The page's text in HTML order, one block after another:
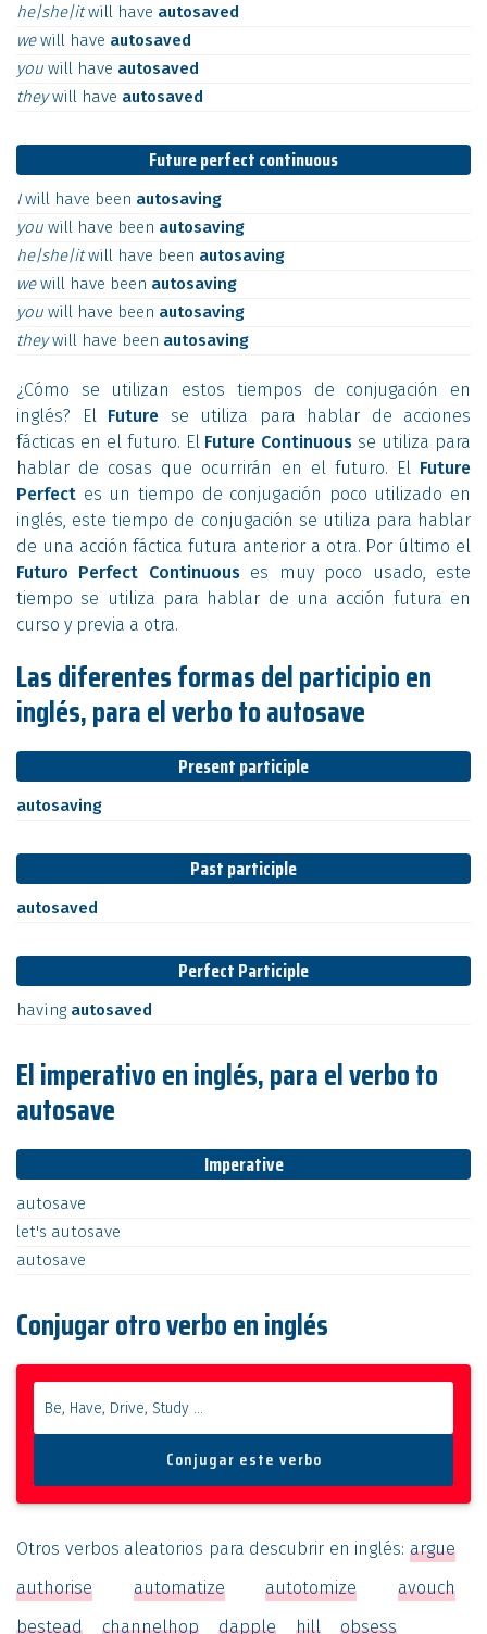
he|she|itwill have autosaved
wewill have autosaved
you will have autosaved
theywill have autosaved
Future perfect continuous
Iwill have been autosaving
you will have been autosaving
he|she|itwill have been autosaving
wewill have been autosaving
you will have been autosaving
theywill have been autosaving
¿Cómo se utilizan estos tiempos de conjugación en
inglés? El Future se utiliza para hablar de acciones
fácticas en el futuro. El Future Continuous se utiliza para
hablar de cosas que ocurrirán en el futuro. El Future
Perfect es un tiempo de conjugación poco utilizado en
inglés, este tiempo de conjugación se utiliza para hablar
de una acción fáctica futura anterior a otra. Por último el
Futuro Perfect Continuouses muy poco usado, este
tiempo se utiliza para hablar de una acción futura en
curso y previa a otra.
Las diferentes formas del participio en
inglés, para el verbo to autosave
Present participle
autosaving
Past participle
autosaved
Perfect Participle
having autosaved
El imperativo en inglés, para el verbo to
autosave
Imperative
autosave
let's autosave
autosave
Conjugar otro verbo en inglés
Otros verbos aleatorios para descubrir en inglés: argue
authorise
automatize autotomize
avouch
bestead
channelhop dapple hill obsess